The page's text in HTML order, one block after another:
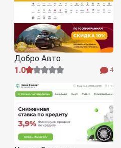
Добро Авто
1.0
4